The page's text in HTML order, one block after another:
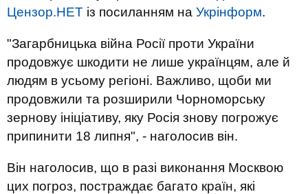
Цензор.НЕТ із посиланням на Укрінформ.
"Загарбницька війна Росії проти України
продовжує шкодити не лише українцям, але й
людям в усьому регіоні. Важливо, щоби ми
продовжили та розширили Чорноморську
зернову ініціативу, яку Росія знову погрожує
припинити 18 липня", - наголосив він.
Він наголосив, що в разі виконання Москвою
цих погроз, постраждає багато країн, які